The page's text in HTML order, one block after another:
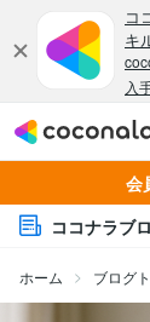
会
ココナラブ
ホーム ブログ